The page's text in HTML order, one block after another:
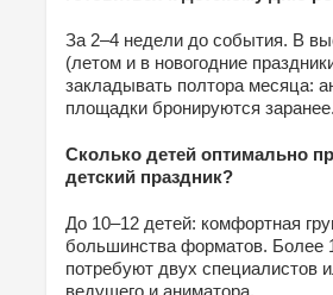
За 2–4 недели до события. В
(летом и в новогодние
закладывать полтора месяца:
площадки бронируются заранее.
Сколько детей оптимально
детский праздник?
До 10–12 детей: комфортная
большинства форматов. Более
потребуют двух специалистов
ведущего и аниматора.